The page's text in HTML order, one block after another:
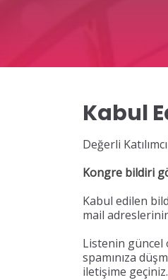
Kabul
Değerli
Kongre bildiri
Kabul edilen
mail
Listenin güncel
spamınıza
iletişime geçiniz.